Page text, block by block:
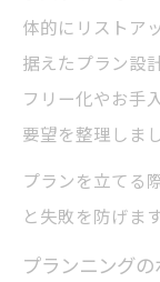
体的にリストア
据えたプラン設
フリー化やお手
要望を整理しま
プランを立てる
と失敗を防げます
プランニング